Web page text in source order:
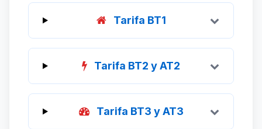
Tarifa BT1
Tarifa BT2 y AT2
Tarifa BT3 y AT3